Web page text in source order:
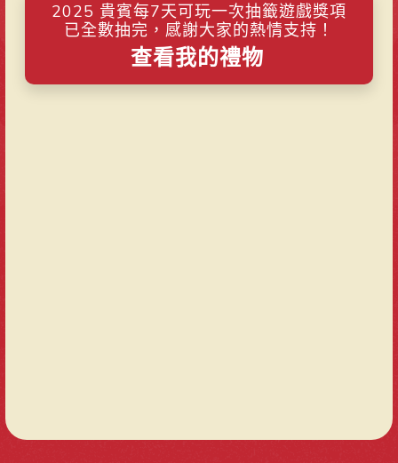
2025 貴賓每7天可玩一次抽籤遊戲獎項
已全數抽完，感謝大家的熱情支持！
查看我的禮物